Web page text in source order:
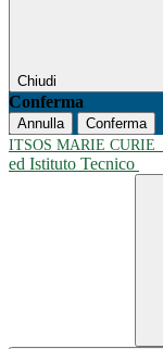
Chiudi
Conferma
Annulla
Conferma
ITSOS MARIE CURIE
ed Istituto Tecnico